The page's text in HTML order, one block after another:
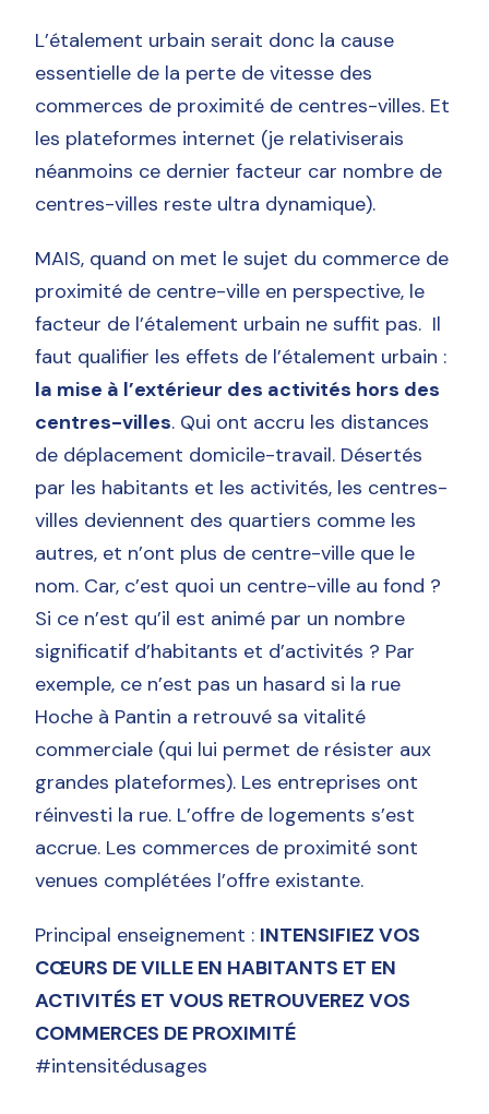
L’étalement urbain serait donc la cause
essentielle de la perte de vitesse des
commerces de proximité de centres-villes. Et
les plateformes internet (je relativiserais
néanmoins ce dernier facteur car nombre de
centres-villes reste ultra dynamique).
MAIS, quand on met le sujet du commerce de
proximité de centre-ville en perspective, le
facteur de l’étalement urbain ne suffit pas. Il
faut qualifier les effets de l’étalement urbain :
la mise à l’extérieur des activités hors des
centres-villes. Qui ont accru les distances
de déplacement domicile-travail. Désertés
par les habitants et les activités, les centres-
villes deviennent des quartiers comme les
autres, et n’ont plus de centre-ville que le
nom. Car, c’est quoi un centre-ville au fond ?
Si ce n’est qu’il est animé par un nombre
significatif d’habitants et d’activités ? Par
exemple, ce n’est pas un hasard si la rue
Hoche à Pantin a retrouvé sa vitalité
commerciale (qui lui permet de résister aux
grandes plateformes). Les entreprises ont
réinvesti la rue. L’offre de logements s’est
accrue. Les commerces de proximité sont
venues complétées l’offre existante.
Principal enseignement : INTENSIFIEZ VOS
CŒURS DE VILLE EN HABITANTS ET EN
ACTIVITÉS ET VOUS RETROUVEREZ VOS
COMMERCES DE PROXIMITÉ
#intensitédusages